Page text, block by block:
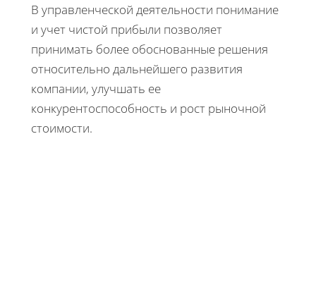
В управленческой деятельности понимание
и учет чистой прибыли позволяет
принимать более обоснованные решения
относительно дальнейшего развития
компании, улучшать ее
конкурентоспособность и рост рыночной
стоимости.